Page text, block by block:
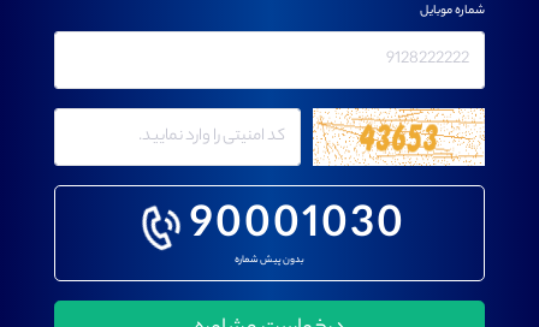
90001030
بدون پیش شماره
شماره موبایل